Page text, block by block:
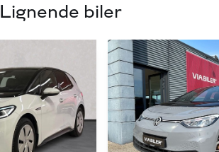
Lignende biler